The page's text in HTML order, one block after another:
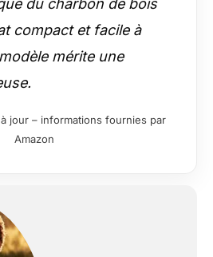
du charbon de bois
compact et facile à
mérite une
jour – informations fournies par
Amazon